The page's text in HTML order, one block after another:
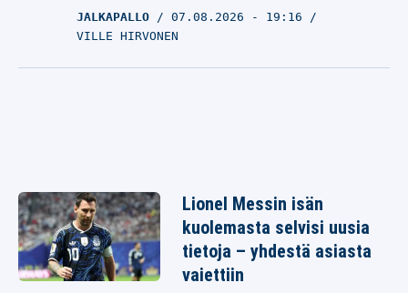
JALKAPALLO 07.08.2026 - 19:16
VILLE HIRVONEN
Lionel Messin isän
kuolemasta selvisi uusia
tietoja – yhdestä asiasta
vaiettiin